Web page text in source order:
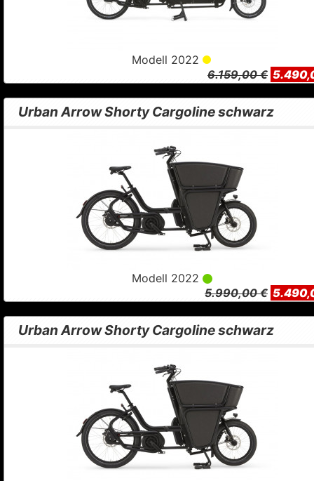
Modell 2022
6.159,00 €
Urban Arrow Shorty Cargoline schwarz
Modell 2022
5.990,00 €
Urban Arrow Shorty Cargoline schwarz